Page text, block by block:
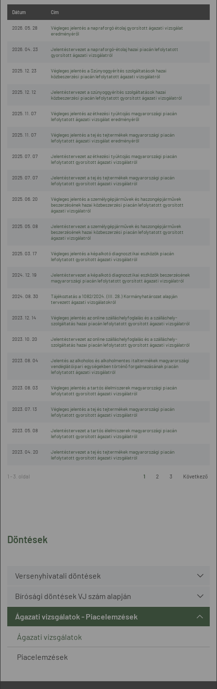
Döntések
Versenyhivatali döntések
Bírósági döntések VJ szám alapján
Ágazati vizsgálatok - Piacelemzések
Ágazati vizsgálatok
Piacelemzések
Dátum Cím
2026. 05. 28
Végleges jelentés a napraforgó étolaj gyorsított ágazati vizsgálat
eredményéről
2026. 04. 23
Jelentéstervezet a napraforgó-étolaj hazai piacán lefolytatott
gyorsított ágazati vizsgálatról
2025. 12. 23
Végleges jelentés a Szúnyoggyérítés szolgáltatások hazai
közbeszerzési piacán lefolytatott ágazati vizsgálatról
2025. 12. 12
Jelentéstervezet a szúnyoggyérítés szolgáltatások hazai
közbeszerzési piacán lefolytatott gyorsított ágazati vizsgálatról
2025. 11. 07
Végleges jelentés az étkezési tyúktojás magyarországi piacán
lefolytatott ágazati vizsgálat eredményéről
2025. 11. 07
Végleges jelentés a tej és tejtermékek magyarországi piacán
lefolytatott ágazati vizsgálat eredményéről
2025. 07. 07
Jelentéstervezet az étkezési tyúktojás magyarországi piacán
lefolytatott gyorsított ágazati vizsgálatról
2025. 07. 07
Jelentéstervezet a tej és tejtermékek magyarországi piacán
lefolytatott gyorsított ágazati vizsgálatról
2025. 06. 20
Végleges jelentés a személygépjárművek és haszongépjárművek
beszerzésének hazai közbeszerzési piacán lefolytatott gyorsított
ágazati vizsgálatról
2025. 05. 08
Jelentéstervezet a személygépjárművek és haszongépjárművek
beszerzésének hazai közbeszerzési piacán lefolytatott gyorsított
ágazati vizsgálatról
2025. 03. 17
Végleges jelentés a képalkotó diagnosztikai eszközök piacán
lefolytatott gyorsított ágazati vizsgálatról
2024. 12. 19
Jelentéstervezet a képalkotó diagnosztikai eszközök beszerzésének
magyarországi piacán lefolytatott gyorsított ágazati vizsgálatról
2024. 08. 30
Tájékoztatás a 1082/2024. (III. 28.) Kormányhatározat alapján
tervezett ágazati vizsgálatokról
2023. 12. 14
Végleges jelentés az online szálláshelyfoglalás és a szálláshely-
szolgáltatás hazai piacán lefolytatott gyorsított ágazati vizsgálatról
2023. 10. 20
Jelentéstervezet az online szálláshelyfoglalás és a szálláshely-
szolgáltatás hazai piacán lefolytatott gyorsított ágazati vizsgálatról
2023. 08. 04
Jelentés az alkoholos és alkoholmentes italtermékek magyarországi
vendéglátóipari egységekben történő forgalmazásának piacán
lefolytatott ágazati vizsgálatról
2023. 08. 03
Végleges jelentés a tartós élelmiszerek magyarországi piacán
lefolytatott gyorsított ágazati vizsgálatról
2023. 07. 13
Végleges jelentés a tej és tejtermékek magyarországi piacán
lefolytatott gyorsított ágazati vizsgálatról
2023. 05. 08
Jelentéstervezet a tartós élelmiszerek magyarországi piacán
lefolytatott gyorsított ágazati vizsgálatról
2023. 04. 20
Jelentéstervezet a tej és tejtermékek magyarországi piacán
lefolytatott gyorsított ágazati vizsgálatról
1 - 3. oldal 1 2 3 Következő